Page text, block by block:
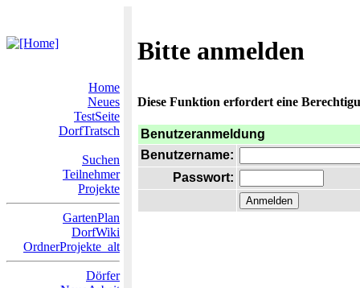
Bitte anmelden
Home
Neues
TestSeite
DorfTratsch
Suchen
Teilnehmer
Projekte
GartenPlan
DorfWiki
OrdnerProjekte_alt
Dörfer
Diese Funktion erfordert eine
Benutzeranmeldung
Benutzername:
Passwort: